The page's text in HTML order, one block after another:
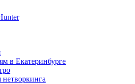
в Екатеринбурге
нетворкинга